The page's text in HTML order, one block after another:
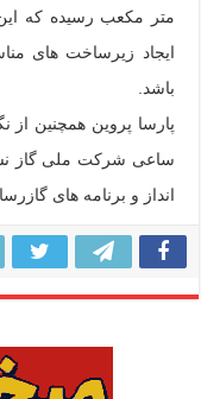
متر مکعب رسیده که
ایجاد زیرساخت های
باشد.
پارسا پروین همچنین
ساعی شرکت ملی گاز
انداز و برنامه های